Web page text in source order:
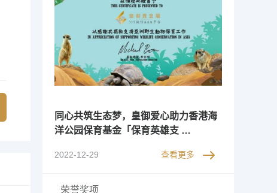
同心共筑生态梦，皇御爱心助力香港海
洋公园保育基金「保育英雄支 …
2022-12-29 查看更多
荣誉奖项